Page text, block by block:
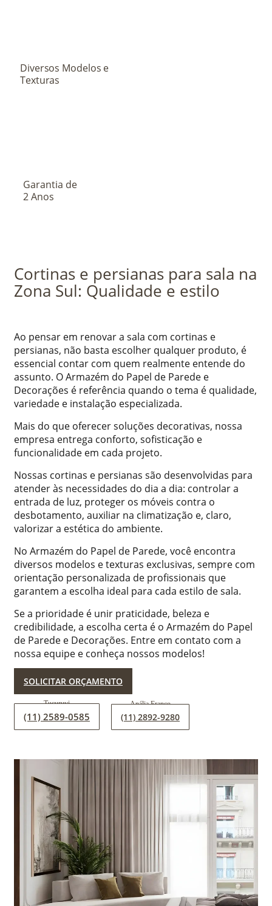
Diversos Modelos e
Texturas
Garantia de
2 Anos
Cortinas e persianas para sala na
Zona Sul: Qualidade e estilo
Ao pensar em renovar a sala com cortinas e
persianas, não basta escolher qualquer produto, é
essencial contar com quem realmente entende do
assunto. O Armazém do Papel de Parede e
Decorações é referência quando o tema é qualidade,
variedade e instalação especializada.
Mais do que oferecer soluções decorativas, nossa
empresa entrega conforto, sofisticação e
funcionalidade em cada projeto.
Nossas cortinas e persianas são desenvolvidas para
atender às necessidades do dia a dia: controlar a
entrada de luz, proteger os móveis contra o
desbotamento, auxiliar na climatização e, claro,
valorizar a estética do ambiente.
No Armazém do Papel de Parede, você encontra
diversos modelos e texturas exclusivas, sempre com
orientação personalizada de profissionais que
garantem a escolha ideal para cada estilo de sala.
Se a prioridade é unir praticidade, beleza e
credibilidade, a escolha certa é o Armazém do Papel
de Parede e Decorações. Entre em contato com a
nossa equipe e conheça nossos modelos!
SOLICITAR ORÇAMENTO
(11) 2589-0585 (11) 2892-9280